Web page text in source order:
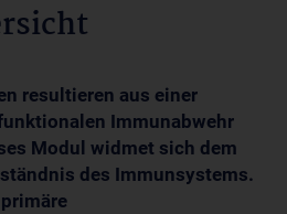
resultieren aus einer
Immunabwehr
Modul widmet sich dem
des Immunsystems.